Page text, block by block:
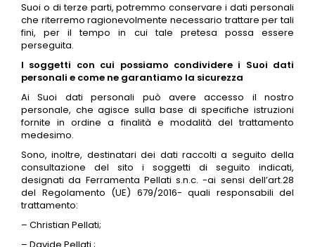
Suoi o di terze parti, potremmo conservare i dati personali
che riterremo ragionevolmente necessario trattare per tali
fini, per il tempo in cui tale pretesa possa essere
perseguita.
I soggetti con cui possiamo condividere i Suoi dati
personali e come ne garantiamo la sicurezza
Ai Suoi dati personali può avere accesso il nostro
personale, che agisce sulla base di specifiche istruzioni
fornite in ordine a finalità e modalità del trattamento
medesimo.
Sono, inoltre, destinatari dei dati raccolti a seguito della
consultazione del sito i soggetti di seguito indicati,
designati da Ferramenta Pellati s.n.c. -ai sensi dell’art.28
del Regolamento (UE) 679/2016- quali responsabili del
trattamento:
– Christian Pellati;
– Davide Pellati ;